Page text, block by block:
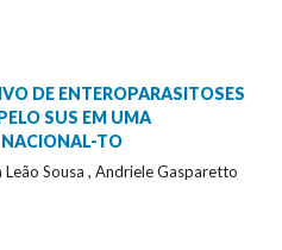
DE ENTEROPARASITOSES
SUS EM UMA
NACIONAL-TO
Sousa , Andriele Gasparetto